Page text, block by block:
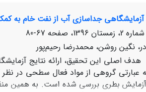
آزمایشگاهی جداسازی آب از نفت خام به
67-80
نگین روشن، محمدرضا رحیم‌پور
هدف اصلی این تحقیق، ارائه نتایج
عبارتی گروهی از مواد فعال سطحی در
بطری بررسی شده است. به همین